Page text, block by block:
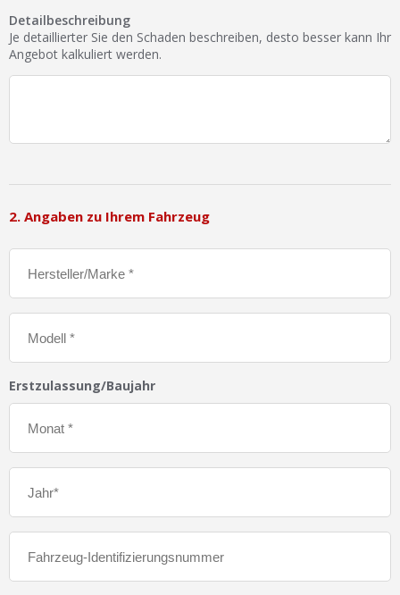
Werkstatt Login
Detailbeschreibung
Je detaillierter Sie den Schaden beschreiben, desto besser kann Ihr
Angebot kalkuliert werden.
2. Angaben zu Ihrem Fahrzeug
Erstzulassung/Baujahr